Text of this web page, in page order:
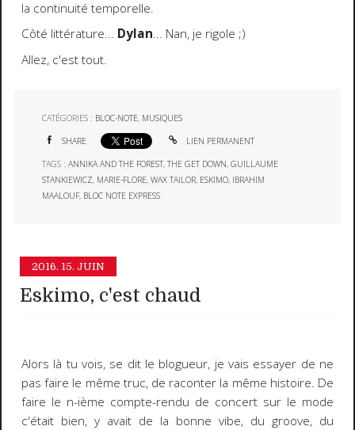
la continuité temporelle.
Côté littérature... Dylan... Nan, je rigole ;)
Allez, c'est tout.
CATÉGORIES : BLOC-NOTE, MUSIQUES
SHARE LIEN PERMANENT
TAGS :ANNIKA AND THE FOREST,THE GET DOWN,GUILLAUME
STANKIEWICZ, MARIE-FLORE,WAX TAILOR, ESKIMO, IBRAHIM
MAALOUF, BLOC NOTE EXPRESS
2016. 15. JUIN
Eskimo, c'est chaud
Alors là tu vois, se dit le blogueur, je vais essayer de ne
pas faire le même truc, de raconter la même histoire. De
faire le n-ième compte-rendu de concert sur le mode
c'était bien, y avait de la bonne vibe, du groove, du